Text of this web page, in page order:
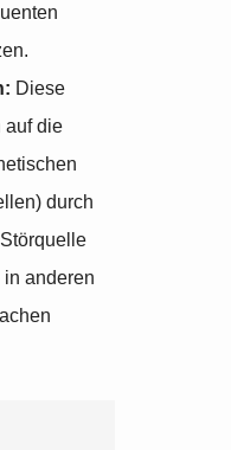
Diese
auf die
durch
anderen